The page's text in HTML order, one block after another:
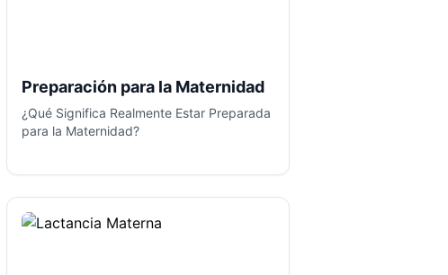
Preparación para la Maternidad
¿Qué Significa Realmente Estar Preparada
para la Maternidad?